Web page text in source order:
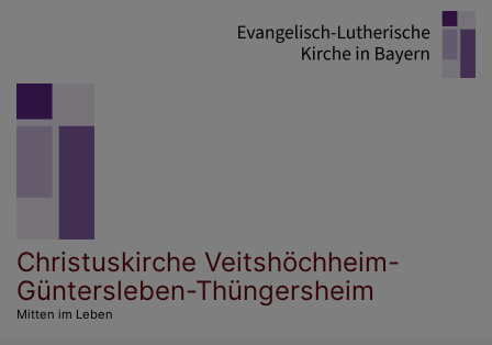
Christuskirche Veitshöchheim-
Güntersleben-Thüngersheim
Mitten im Leben